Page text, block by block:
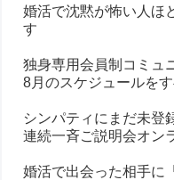
婚活で沈黙が怖い人ほ
す
独身専用会員制コミュ
8月のスケジュールを
シンパティにまだ未登
連続一斉ご説明会オン
婚活で出会った相手に